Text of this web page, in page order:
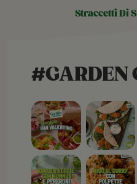
straccetti di
#GARDEN
Open post Open post
Open post Open post